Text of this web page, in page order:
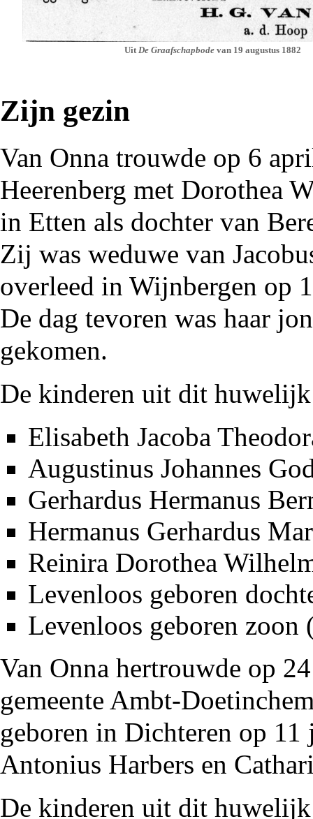
Uit De Graafschapbode van 19 augustus 1882
Zijn gezin
Van Onna trouwde op 6
Heerenberg met Dorothea
in Etten als dochter van
Zij was weduwe van
overleed in Wijnbergen op
De dag tevoren was haar
gekomen.
De kinderen uit dit
Elisabeth Jacoba
Augustinus Johannes
Gerhardus Hermanus
Hermanus Gerhardus
Reinira Dorothea
Levenloos geboren
Levenloos geboren zoon
Van Onna hertrouwde op
gemeente Ambt-
geboren in Dichteren op
Antonius Harbers en
De kinderen uit dit